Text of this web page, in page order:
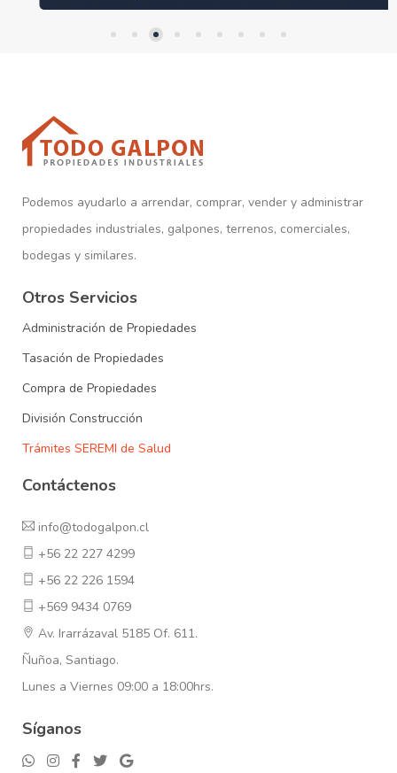
Podemos ayudarlo a arrendar, comprar, vender y administrar
propiedades industriales, galpones, terrenos, comerciales,
bodegas y similares.
Otros Servicios
Administración de Propiedades
Tasación de Propiedades
Compra de Propiedades
División Construcción
Trámites SEREMI de Salud
Contáctenos
info@todogalpon.cl
+56 22 227 4299
+56 22 226 1594
+569 9434 0769
Av. Irarrázaval 5185 Of. 611.
Ñuñoa, Santiago.
Lunes a Viernes 09:00 a 18:00hrs.
Síganos